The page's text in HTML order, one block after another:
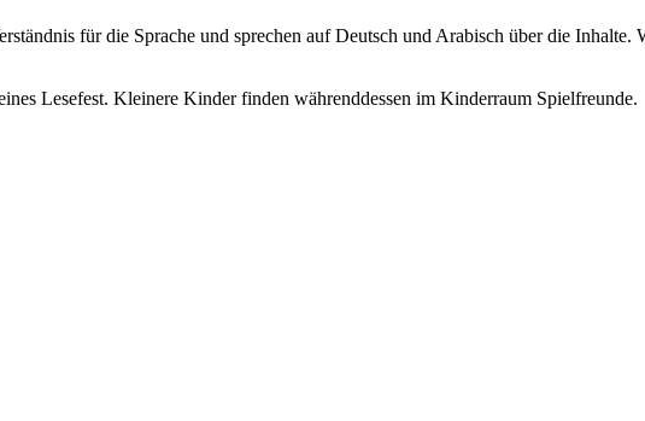
für die Sprache und sprechen auf Deutsch und Arabisch über die Inhalte.
Lesefest. Kleinere Kinder finden währenddessen im Kinderraum Spielfreunde.